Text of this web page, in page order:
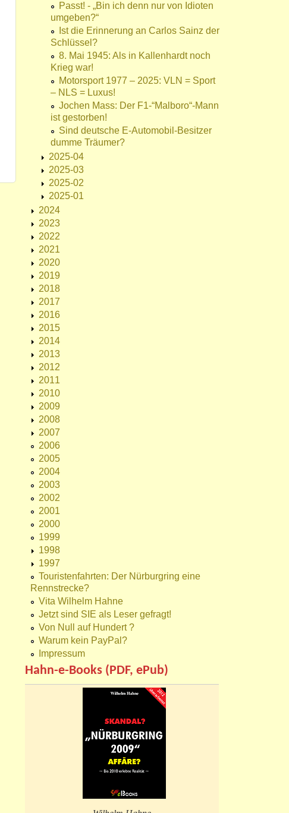
Passt! - „Bin ich denn nur von Idioten
umgeben?“
Ist die Erinnerung an Carlos Sainz der
Schlüssel?
8. Mai 1945: Als in Kallenhardt noch
Krieg war!
Motorsport 1977 – 2025: VLN = Sport
– NLS = Luxus!
Jochen Mass: Der F1-“Malboro“-Mann
ist gestorben!
Sind deutsche E-Automobil-Besitzer
dumme Träumer?
2025-04
2025-03
2025-02
2025-01
2024
2023
2022
2021
2020
2019
2018
2017
2016
2015
2014
2013
2012
2011
2010
2009
2008
2007
2006
2005
2004
2003
2002
2001
2000
1999
1998
1997
Touristenfahrten: Der Nürburgring eine
Rennstrecke?
Vita Wilhelm Hahne
Jetzt sind SIE als Leser gefragt!
Von Null auf Hundert ?
Warum kein PayPal?
Impressum
Hahn-e-Books (PDF, ePub)